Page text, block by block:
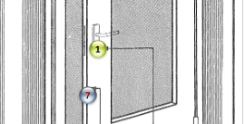
1
7